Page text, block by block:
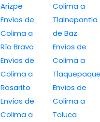
Arizpe
Envíos de
Colima a
Río Bravo
Envíos de
Colima a
Rosarito
Envíos de
Colima a
Colima a
Tlalnepantla
de Baz
Envíos de
Colima a
Envíos de
Colima a
Toluca